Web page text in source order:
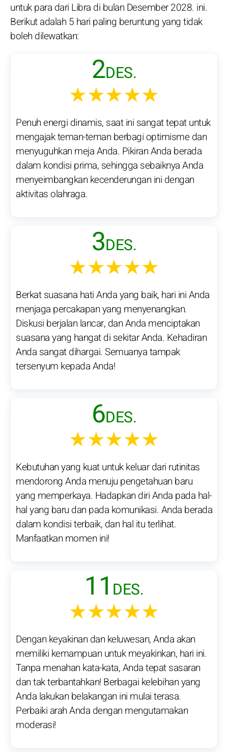
untuk para dari Libra di bulan Desember 2028. ini.
Berikut adalah 5 hari paling beruntung yang tidak
boleh dilewatkan:
2DES.
★★★★★
Penuh energi dinamis, saat ini sangat tepat untuk
mengajak teman-teman berbagi optimisme dan
menyuguhkan meja Anda. Pikiran Anda berada
dalam kondisi prima, sehingga sebaiknya Anda
menyeimbangkan kecenderungan ini dengan
aktivitas olahraga.
3DES.
★★★★★
Berkat suasana hati Anda yang baik, hari ini Anda
menjaga percakapan yang menyenangkan.
Diskusi berjalan lancar, dan Anda menciptakan
suasana yang hangat di sekitar Anda. Kehadiran
Anda sangat dihargai. Semuanya tampak
tersenyum kepada Anda!
6DES.
★★★★★
Kebutuhan yang kuat untuk keluar dari rutinitas
mendorong Anda menuju pengetahuan baru
yang memperkaya. Hadapkan diri Anda pada hal-
hal yang baru dan pada komunikasi. Anda berada
dalam kondisi terbaik, dan hal itu terlihat.
Manfaatkan momen ini!
11 DES.
★★★★★
Dengan keyakinan dan keluwesan, Anda akan
memiliki kemampuan untuk meyakinkan, hari ini.
Tanpa menahan kata-kata, Anda tepat sasaran
dan tak terbantahkan! Berbagai kelebihan yang
Anda lakukan belakangan ini mulai terasa.
Perbaiki arah Anda dengan mengutamakan
moderasi!